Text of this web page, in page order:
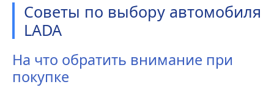
Советы по выбору автомобиля
LADA
На что обратить внимание при
покупке